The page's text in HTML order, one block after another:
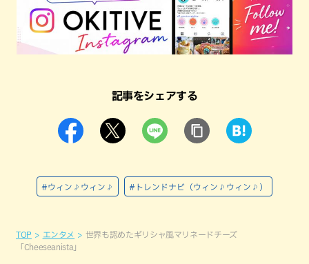
記事をシェアする
#ウィン♪ウィン♪ #トレンドナビ（ウィン♪ウィン♪）
TOP エンタメ
世界も認めたギリシャ風マリネードチーズ
「Cheeseanista」